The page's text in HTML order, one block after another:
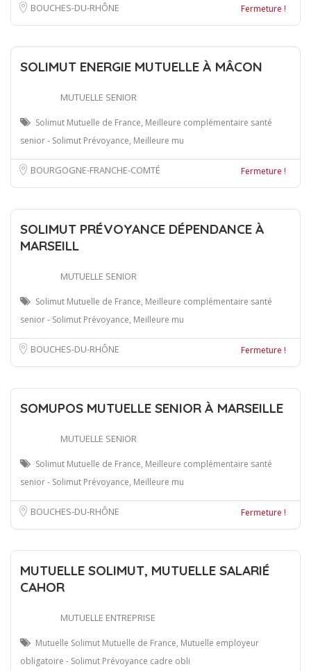
BOUCHES-DU-RHÔNE Fermeture !
SOLIMUT ENERGIE MUTUELLE À MÂCON
MUTUELLE SENIOR
Solimut Mutuelle de France, Meilleure complémentaire santé
senior - Solimut Prévoyance, Meilleure mu
BOURGOGNE-FRANCHE-COMTÉ Fermeture !
SOLIMUT PRÉVOYANCE DÉPENDANCE À
MARSEILL
MUTUELLE SENIOR
Solimut Mutuelle de France, Meilleure complémentaire santé
senior - Solimut Prévoyance, Meilleure mu
BOUCHES-DU-RHÔNE Fermeture !
SOMUPOS MUTUELLE SENIOR À MARSEILLE
MUTUELLE SENIOR
Solimut Mutuelle de France, Meilleure complémentaire santé
senior - Solimut Prévoyance, Meilleure mu
BOUCHES-DU-RHÔNE Fermeture !
MUTUELLE SOLIMUT, MUTUELLE SALARIÉ
CAHOR
MUTUELLE ENTREPRISE
Mutuelle Solimut Mutuelle de France, Mutuelle employeur
obligatoire - Solimut Prévoyance cadre obli